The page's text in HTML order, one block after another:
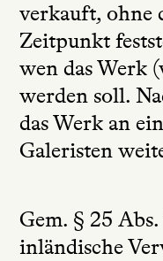
verkauft, ohne
Zeitpunkt
wen das Werk
werden soll.
das Werk an
Galeristen
Gem. § 25
inländische